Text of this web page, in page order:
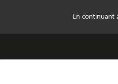
En continuant